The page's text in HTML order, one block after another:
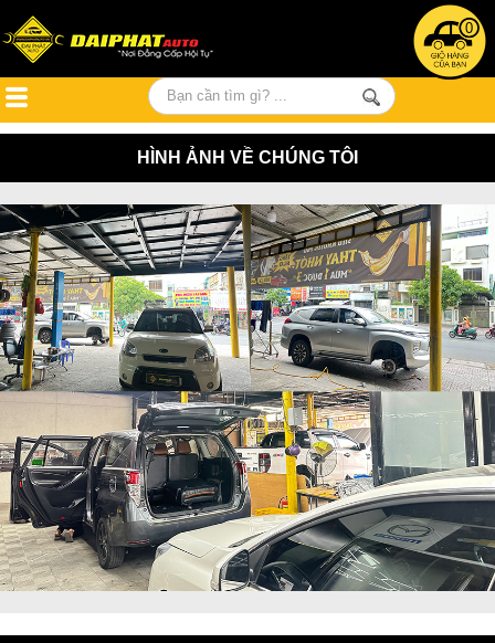
0
HÌNH ẢNH VỀ CHÚNG TÔI